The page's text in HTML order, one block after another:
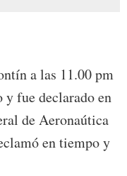
a las 11.00 pm
y fue declarado en
de Aeronaútica
en tiempo y